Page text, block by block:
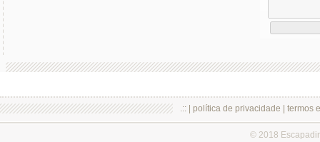
.:: | política de privacidade termos
© 2018